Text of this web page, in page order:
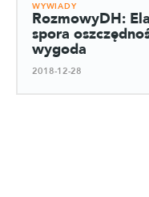
WYWIADY
RozmowyDH:
spora
wygoda
2018-12-28